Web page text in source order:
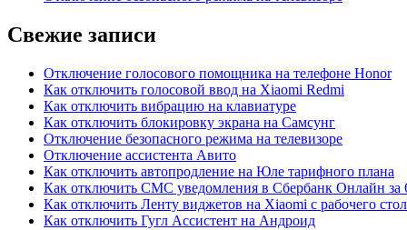
Свежие записи
Отключение голосового помощника на телефоне Honor
Как отключить голосовой ввод на Xiaomi Redmi
Как отключить вибрацию на клавиатуре
Как отключить блокировку экрана на Самсунг
Отключение безопасного режима на телевизоре
Отключение ассистента Авито
Как отключить автопродление на Юле тарифного плана
Как отключить СМС уведомления в Сбербанк Онлайн за
Как отключить Ленту виджетов на Xiaomi с рабочего
Как отключить Гугл Ассистент на Андроид